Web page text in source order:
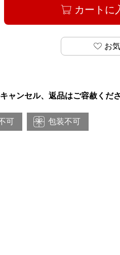
カートに
お
ャンセル、返品はご容赦くださ
可 包装不可